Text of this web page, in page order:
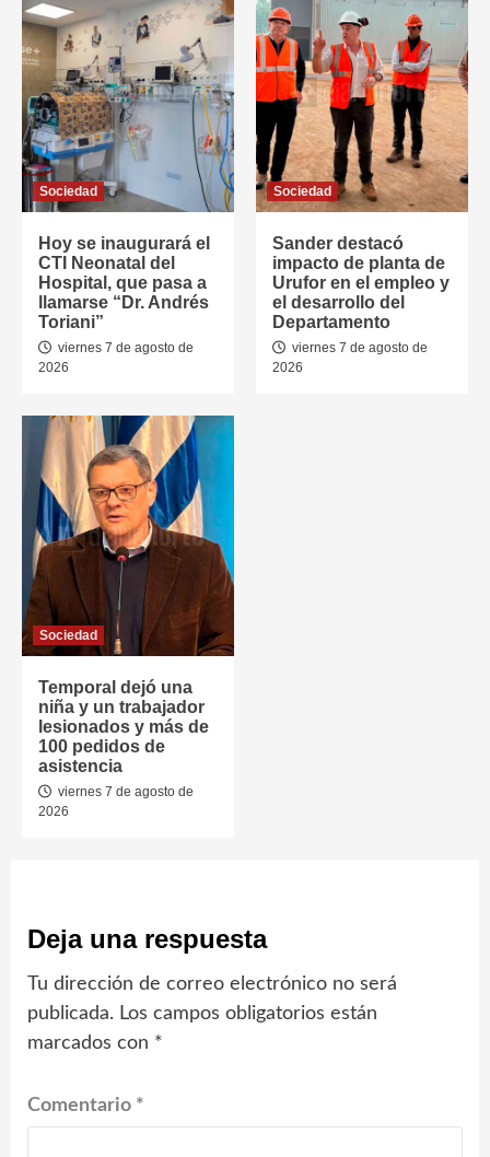
Sociedad
Hoy se inaugurará el
CTI Neonatal del
Hospital, que pasa a
llamarse “Dr. Andrés
Toriani”
viernes 7 de agosto de
2026
Sociedad
Sander destacó
impacto de planta de
Urufor en el empleo y
el desarrollo del
Departamento
viernes 7 de agosto de
2026
Sociedad
Temporal dejó una
niña y un trabajador
lesionados y más de
100 pedidos de
asistencia
viernes 7 de agosto de
2026
Deja una respuesta
Tu dirección de correo electrónico no será
publicada. Los campos obligatorios están
marcados con *
Comentario *